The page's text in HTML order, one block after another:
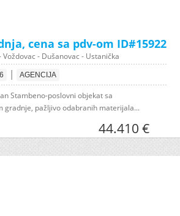
cena sa pdv-om ID#15922
- Dušanovac - Ustanička
| AGENCIJA
Stambeno-poslovni objekat sa
gradnje, pažljivo odabranih materijala...
44.410 €